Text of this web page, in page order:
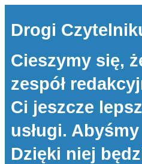
Drogi
Cieszymy się,
zespół
Ci jeszcze
usługi.
Dzięki niej